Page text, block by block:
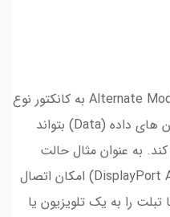
قابلیت "حالت های جایگزین" یا Alternate Mode به کانکتور نوع
C این امکان را می دهد که روی پین های داده (Data) بتواند
به عنوان مثال حالت
جایگزین دیسپلی پورت (DisplayPort Alt Mode) امکان اتصال
را به یک تلویزیون یا